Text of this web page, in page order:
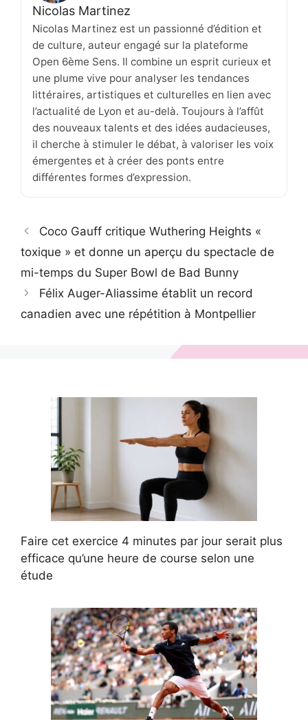
Nicolas Martinez
Nicolas Martinez est un passionné d’édition et
de culture, auteur engagé sur la plateforme
Open 6ème Sens. Il combine un esprit curieux et
une plume vive pour analyser les tendances
littéraires, artistiques et culturelles en lien avec
l’actualité de Lyon et au-delà. Toujours à l’affût
des nouveaux talents et des idées audacieuses,
il cherche à stimuler le débat, à valoriser les voix
émergentes et à créer des ponts entre
différentes formes d’expression.
Coco Gauff critique Wuthering Heights «
toxique » et donne un aperçu du spectacle de
mi-temps du Super Bowl de Bad Bunny
Félix Auger-Aliassime établit un record
canadien avec une répétition à Montpellier
Faire cet exercice 4 minutes par jour serait plus
efficace qu’une heure de course selon une
étude